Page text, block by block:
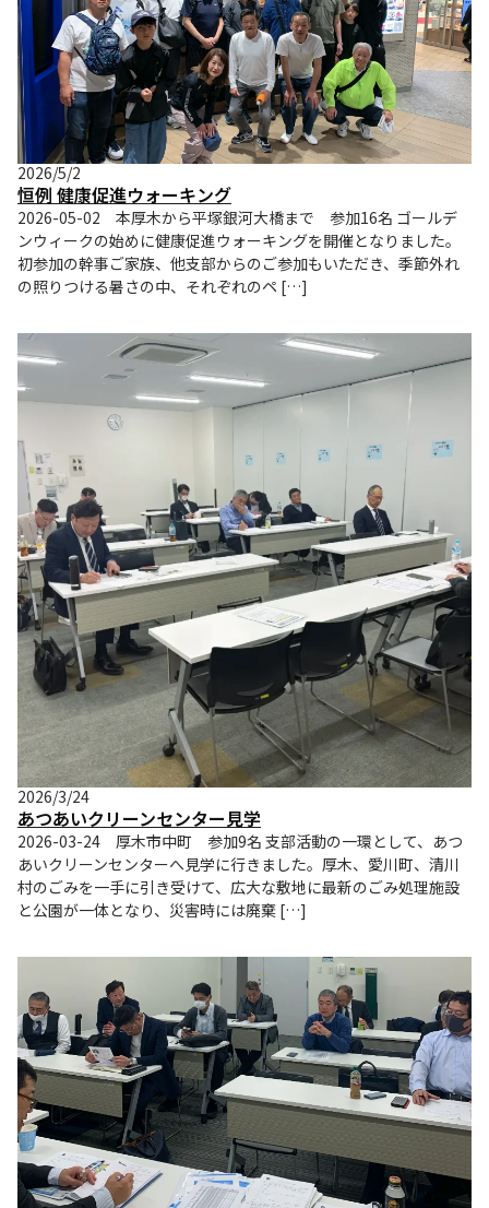
2026/5/2
恒例 健康促進ウォーキング
2026-05-02 本厚木から平塚銀河大橋まで 参加16名 ゴールデ
ンウィークの始めに健康促進ウォーキングを開催となりました。
初参加の幹事ご家族、他支部からのご参加もいただき、季節外れ
の照りつける暑さの中、それぞれのペ […]
2026/3/24
あつあいクリーンセンター見学
2026-03-24 厚木市中町 参加9名 支部活動の一環として、あつ
あいクリーンセンターへ見学に行きました。厚木、愛川町、清川
村のごみを一手に引き受けて、広大な敷地に最新のごみ処理施設
と公園が一体となり、災害時には廃棄 […]